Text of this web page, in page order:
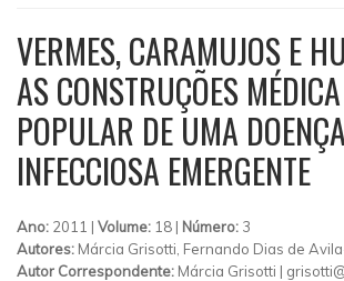
VERMES, CARAMUJOS E
AS CONSTRUÇÕES
POPULAR DE UMA DOENÇA
INFECCIOSA EMERGENTE
Ano: 2011 | Volume: 18 | Número: 3
Autores: Márcia Grisotti, Fernando Dias de
Autor Correspondente: Márcia Grisotti |